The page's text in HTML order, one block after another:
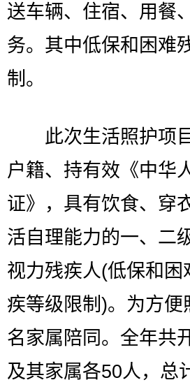
送车辆、住宿、用餐
务。其中低保和困难
制。
此次生活照护项目
户籍、持有效《中华
证》，具有饮食、穿
活自理能力的一、二
视力残疾人(低保和
疾等级限制)。为方
名家属陪同。全年共
及其家属各50人，总